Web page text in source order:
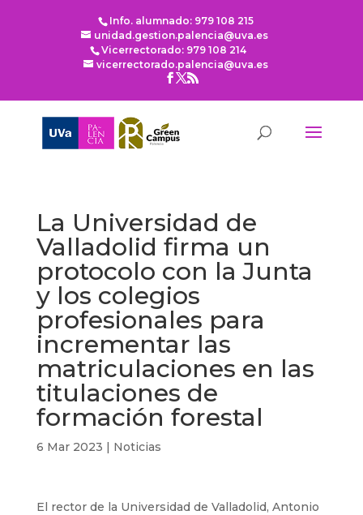
Info. alumnado: 979 108 215
unidad.gestion.palencia@uva.es
Vicerrectorado: 979 108 214
vicerrectorado.palencia@uva.es
La Universidad de
Valladolid firma un
protocolo con la Junta
y los colegios
profesionales para
incrementar las
matriculaciones en las
titulaciones de
formación forestal
6 Mar 2023 | Noticias
El rector de la Universidad de Valladolid, Antonio